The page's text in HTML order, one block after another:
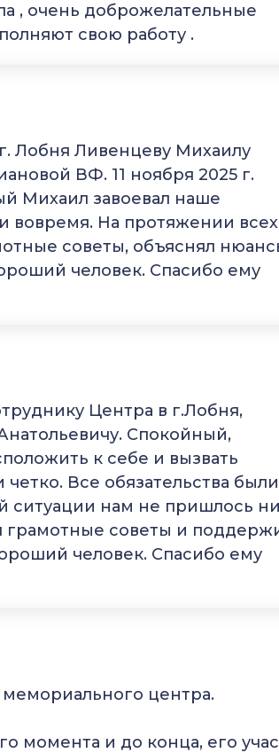
, очень доброжелательные
свою работу .
Лобня Ливенцеву Михаилу
ВФ. 11 ноября 2025 г.
Михаил завоевал наше
вовремя. На протяжении всех
советы, объяснял
человек. Спасибо ему
Центра в г.Лобня,
Спокойный,
к себе и вызвать
Все обязательства были
ситуации нам не пришлось
грамотные советы и
человек. Спасибо ему
центра.
момента и до конца, его